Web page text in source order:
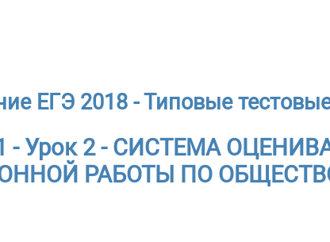
ЕГЭ 2018 - Типовые
- Урок 2 - СИСТЕМА
РАБОТЫ ПО